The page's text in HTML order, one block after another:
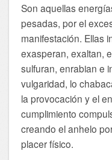
Son aquellas
pesadas, por el
manifestación. Ellas
exasperan, exaltan,
sulfuran, enrabian e
vulgaridad, lo
la provocación y el
cumplimiento
creando el anhelo
placer físico.